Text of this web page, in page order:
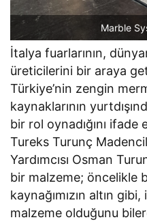
Marble
İtalya fuarlarının,
üreticilerini bir araya
Türkiye’nin zengin
kaynaklarının
bir rol oynadığını
Tureks Turunç
Yardımcısı Osman
bir malzeme; öncelikle
kaynağımızın altın
malzeme olduğunu